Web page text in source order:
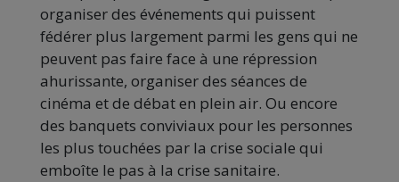
organiser des événements qui puissent
fédérer plus largement parmi les gens qui ne
peuvent pas faire face à une répression
ahurissante, organiser des séances de
cinéma et de débat en plein air. Ou encore
des banquets conviviaux pour les personnes
les plus touchées par la crise sociale qui
emboîte le pas à la crise sanitaire.